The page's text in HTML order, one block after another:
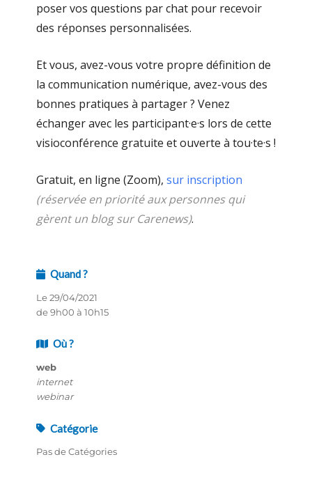
poser vos questions par chat pour recevoir
des réponses personnalisées.
Et vous, avez-vous votre propre définition de
la communication numérique, avez-vous des
bonnes pratiques à partager ? Venez
échanger avec les participant·e·s lors de cette
visioconférence gratuite et ouverte à tou·te·s !
Gratuit, en ligne (Zoom), sur inscription
(réservée en priorité aux personnes qui
gèrent un blog sur Carenews).
Quand ?
Le 29/04/2021
de 9h00 à 10h15
Où ?
web
internet
webinar
Catégorie
Pas de Catégories